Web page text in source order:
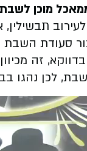
מוכן
סעודת השבת
זה
לכן נהגו